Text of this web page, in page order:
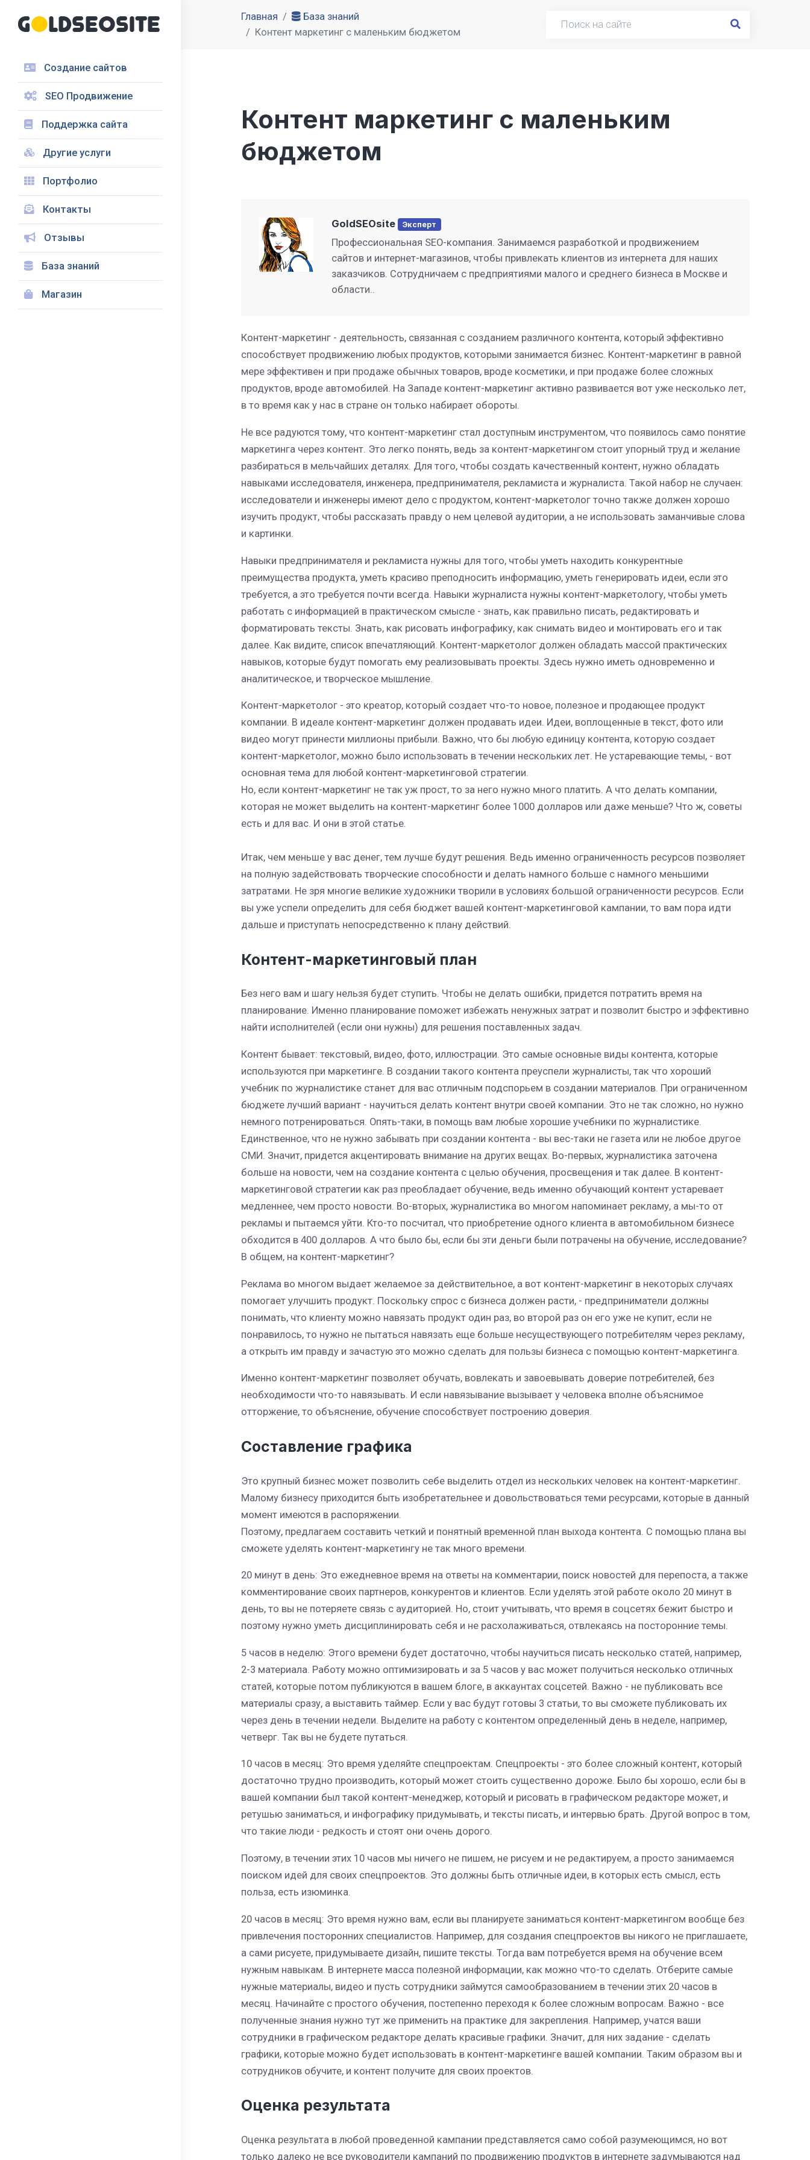
Создание сайтов
SEO Продвижение
Поддержка сайта
Другие услуги
Портфолио
Контакты
Отзывы
База знаний
Магазин
Главная
База знаний
Контент маркетинг с маленьким бюджетом
Контент маркетинг с маленьким
бюджетом
GoldSEOsite Эксперт
Профессиональная SEO-компания. Занимаемся разработкой и продвижением
сайтов и интернет-магазинов, чтобы привлекать клиентов из интернета для наших
заказчиков. Сотрудничаем с предприятиями малого и среднего бизнеса в Москве и
области..
Контент-маркетинг - деятельность, связанная с созданием различного контента, который эффективно
способствует продвижению любых продуктов, которыми занимается бизнес. Контент-маркетинг в равной
мере эффективен и при продаже обычных товаров, вроде косметики, и при продаже более сложных
продуктов, вроде автомобилей. На Западе контент-маркетинг активно развивается вот уже несколько лет,
в то время как у нас в стране он только набирает обороты.
Не все радуются тому, что контент-маркетинг стал доступным инструментом, что появилось само понятие
маркетинга через контент. Это легко понять, ведь за контент-маркетингом стоит упорный труд и желание
разбираться в мельчайших деталях. Для того, чтобы создать качественный контент, нужно обладать
навыками исследователя, инженера, предпринимателя, рекламиста и журналиста. Такой набор не случаен:
исследователи и инженеры имеют дело с продуктом, контент-маркетолог точно также должен хорошо
изучить продукт, чтобы рассказать правду о нем целевой аудитории, а не использовать заманчивые слова
и картинки.
Навыки предпринимателя и рекламиста нужны для того, чтобы уметь находить конкурентные
преимущества продукта, уметь красиво преподносить информацию, уметь генерировать идеи, если это
требуется, а это требуется почти всегда. Навыки журналиста нужны контент-маркетологу, чтобы уметь
работать с информацией в практическом смысле - знать, как правильно писать, редактировать и
форматировать тексты. Знать, как рисовать инфографику, как снимать видео и монтировать его и так
далее. Как видите, список впечатляющий. Контент-маркетолог должен обладать массой практических
навыков, которые будут помогать ему реализовывать проекты. Здесь нужно иметь одновременно и
аналитическое, и творческое мышление.
Контент-маркетолог - это креатор, который создает что-то новое, полезное и продающее продукт
компании. В идеале контент-маркетинг должен продавать идеи. Идеи, воплощенные в текст, фото или
видео могут принести миллионы прибыли. Важно, что бы любую единицу контента, которую создает
контент-маркетолог, можно было использовать в течении нескольких лет. Не устаревающие темы, - вот
основная тема для любой контент-маркетинговой стратегии.
Но, если контент-маркетинг не так уж прост, то за него нужно много платить. А что делать компании,
которая не может выделить на контент-маркетинг более 1000 долларов или даже меньше? Что ж, советы
есть и для вас. И они в этой статье.
Итак, чем меньше у вас денег, тем лучше будут решения. Ведь именно ограниченность ресурсов позволяет
на полную задействовать творческие способности и делать намного больше с намного меньшими
затратами. Не зря многие великие художники творили в условиях большой ограниченности ресурсов. Если
вы уже успели определить для себя бюджет вашей контент-маркетинговой кампании, то вам пора идти
дальше и приступать непосредственно к плану действий.
Контент-маркетинговый план
Без него вам и шагу нельзя будет ступить. Чтобы не делать ошибки, придется потратить время на
планирование. Именно планирование поможет избежать ненужных затрат и позволит быстро и эффективно
найти исполнителей (если они нужны) для решения поставленных задач.
Контент бывает: текстовый, видео, фото, иллюстрации. Это самые основные виды контента, которые
используются при маркетинге. В создании такого контента преуспели журналисты, так что хороший
учебник по журналистике станет для вас отличным подспорьем в создании материалов. При ограниченном
бюджете лучший вариант - научиться делать контент внутри своей компании. Это не так сложно, но нужно
немного потренироваться. Опять-таки, в помощь вам любые хорошие учебники по журналистике.
Единственное, что не нужно забывать при создании контента - вы вес-таки не газета или не любое другое
СМИ. Значит, придется акцентировать внимание на других вещах. Во-первых, журналистика заточена
больше на новости, чем на создание контента с целью обучения, просвещения и так далее. В контент-
маркетинговой стратегии как раз преобладает обучение, ведь именно обучающий контент устаревает
медленнее, чем просто новости. Во-вторых, журналистика во многом напоминает рекламу, а мы-то от
рекламы и пытаемся уйти. Кто-то посчитал, что приобретение одного клиента в автомобильном бизнесе
обходится в 400 долларов. А что было бы, если бы эти деньги были потрачены на обучение, исследование?
В общем, на контент-маркетинг?
Реклама во многом выдает желаемое за действительное, а вот контент-маркетинг в некоторых случаях
помогает улучшить продукт. Поскольку спрос с бизнеса должен расти, - предприниматели должны
понимать, что клиенту можно навязать продукт один раз, во второй раз он его уже не купит, если не
понравилось, то нужно не пытаться навязать еще больше несуществующего потребителям через рекламу,
а открыть им правду и зачастую это можно сделать для пользы бизнеса с помощью контент-маркетинга.
Именно контент-маркетинг позволяет обучать, вовлекать и завоевывать доверие потребителей, без
необходимости что-то навязывать. И если навязывание вызывает у человека вполне объяснимое
отторжение, то объяснение, обучение способствует построению доверия.
Составление графика
Это крупный бизнес может позволить себе выделить отдел из нескольких человек на контент-маркетинг.
Малому бизнесу приходится быть изобретательнее и довольствоваться теми ресурсами, которые в данный
момент имеются в распоряжении.
Поэтому, предлагаем составить четкий и понятный временной план выхода контента. С помощью плана вы
сможете уделять контент-маркетингу не так много времени.
20 минут в день: Это ежедневное время на ответы на комментарии, поиск новостей для перепоста, а также
комментирование своих партнеров, конкурентов и клиентов. Если уделять этой работе около 20 минут в
день, то вы не потеряете связь с аудиторией. Но, стоит учитывать, что время в соцсетях бежит быстро и
поэтому нужно уметь дисциплинировать себя и не расхолаживаться, отвлекаясь на посторонние темы.
5 часов в неделю: Этого времени будет достаточно, чтобы научиться писать несколько статей, например,
2-3 материала. Работу можно оптимизировать и за 5 часов у вас может получиться несколько отличных
статей, которые потом публикуются в вашем блоге, в аккаунтах соцсетей. Важно - не публиковать все
материалы сразу, а выставить таймер. Если у вас будут готовы 3 статьи, то вы сможете публиковать их
через день в течении недели. Выделите на работу с контентом определенный день в неделе, например,
четверг. Так вы не будете путаться.
10 часов в месяц: Это время уделяйте спецпроектам. Спецпроекты - это более сложный контент, который
достаточно трудно производить, который может стоить существенно дороже. Было бы хорошо, если бы в
вашей компании был такой контент-менеджер, который и рисовать в графическом редакторе может, и
ретушью заниматься, и инфографику придумывать, и тексты писать, и интервью брать. Другой вопрос в том,
что такие люди - редкость и стоят они очень дорого.
Поэтому, в течении этих 10 часов мы ничего не пишем, не рисуем и не редактируем, а просто занимаемся
поиском идей для своих спецпроектов. Это должны быть отличные идеи, в которых есть смысл, есть
польза, есть изюминка.
20 часов в месяц: Это время нужно вам, если вы планируете заниматься контент-маркетингом вообще без
привлечения посторонних специалистов. Например, для создания спецпроектов вы никого не приглашаете,
а сами рисуете, придумываете дизайн, пишите тексты. Тогда вам потребуется время на обучение всем
нужным навыкам. В интернете масса полезной информации, как можно что-то сделать. Отберите самые
нужные материалы, видео и пусть сотрудники займутся самообразованием в течении этих 20 часов в
месяц. Начинайте с простого обучения, постепенно переходя к более сложным вопросам. Важно - все
полученные знания нужно тут же применить на практике для закрепления. Например, учатся ваши
сотрудники в графическом редакторе делать красивые графики. Значит, для них задание - сделать
графики, которые можно будет использовать в контент-маркетинге вашей компании. Таким образом вы и
сотрудников обучите, и контент получите для своих проектов.
Оценка результата
Оценка результата в любой проведенной кампании представляется само собой разумеющимся, но вот
только далеко не все руководители кампаний по продвижению продуктов в интернете задумываются над